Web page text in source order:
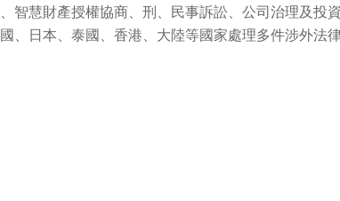
智慧財產授權協商、刑、民事訴訟、公司治理及投
日本、泰國、香港、大陸等國家處理多件涉外法律